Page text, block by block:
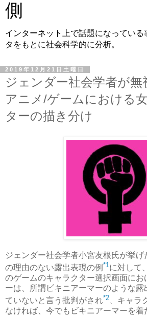
側
インターネット上で話題になっている
タをもとに社会科学的に分析。
2019年12月21日土曜日
ジェンダー社会学者が
アニメ/ゲームにおける
ターの描き分け
ジェンダー社会学者小宮友根氏が挙
の理由のない露出表現の例 *1 に対して
のゲームのキャラクター選択画面にお
ーは、所謂ビキニアーマーのような露
ていないと言う批判がされ*2 、キャラ
なければ、今でもビキニアーマーを着